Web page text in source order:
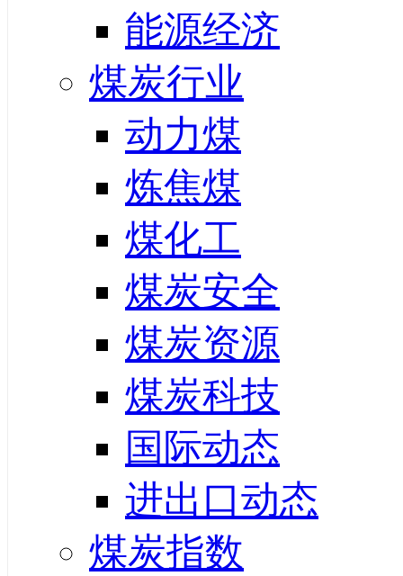
能源经济
煤炭行业
动力煤
炼焦煤
煤化工
煤炭安全
煤炭资源
煤炭科技
国际动态
进出口动态
煤炭指数